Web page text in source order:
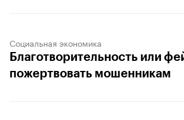
Социальная экономика
Благотворительность или
пожертвовать мошенникам